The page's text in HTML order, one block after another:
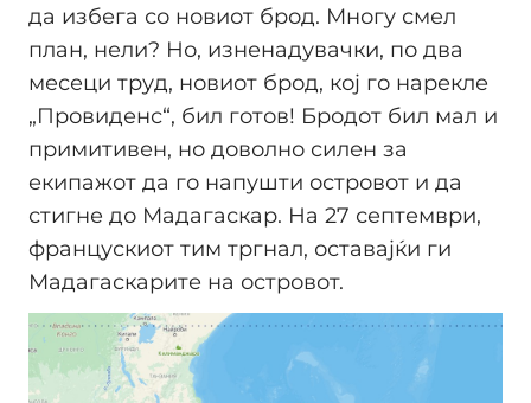
да избега со новиот брод. Многу смел
план, нели? Но, изненадувачки, по два
месеци труд, новиот брод, кој го нарекле
„Провиденс“, бил готов! Бродот бил мал и
примитивен, но доволно силен за
екипажот да го напушти островот и да
стигне до Мадагаскар. На 27 септември,
францускиот тим тргнал, оставајќи ги
Мадагаскарите на островот.